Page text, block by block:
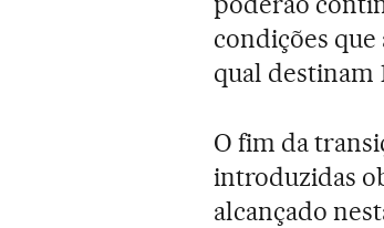
condições que
qual destinam
O fim da
introduzidas
alcançado